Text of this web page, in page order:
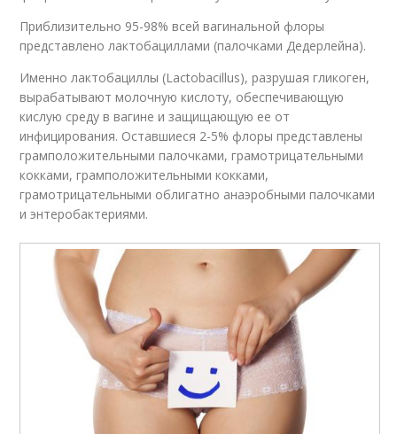
Приблизительно 95-98% всей вагинальной флоры
представлено лактобациллами (палочками Дедерлейна).
Именно лактобациллы (Lactobacillus), разрушая гликоген,
вырабатывают молочную кислоту, обеспечивающую
кислую среду в вагине и защищающую ее от
инфицирования. Оставшиеся 2-5% флоры представлены
грамположительными палочками, грамотрицательными
кокками, грамположительными кокками,
грамотрицательными облигатно анаэробными палочками
и энтеробактериями.